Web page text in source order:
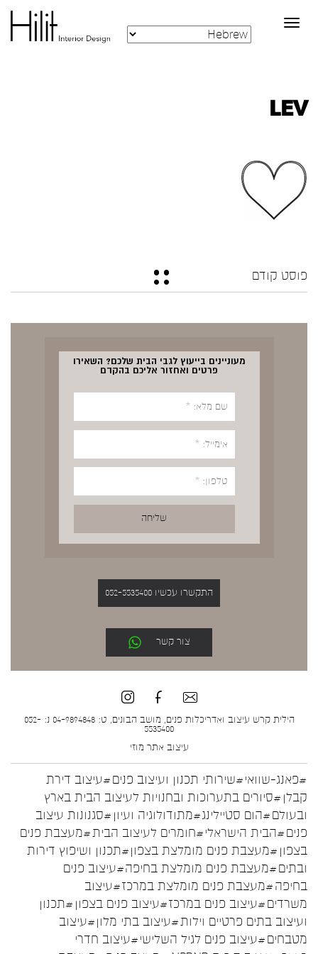
Toggle
navigation
LEV
פוסט קודם
מעוניינים בייעוץ לגבי הבית שלכם? השאירו
פרטים ואחזור אליכם בהקדם
התקשרו עכשיו 052-5535400
צור קשר
הילית קרש עיצוב ואדריכלות פנים, מושב הבונים, ט: 04-9894848 נ: 052-
5535400
עיצוב אתר מוזי
#פאנג-שוואי#שירותי תכנון ועיצוב פנים#עיצוב דירת
קבלן #סיורים בתערוכות ובחנויות לעיצוב הבית בארץ
ובעולם#הום סטיילינג#מתודולוגיה ועיון #סגנונות עיצוב
פנים#הבית הישראלי#חומרים לעיצוב הבית#מעצבת פנים
בצפון #מעצבת פנים מומלצת בצפון#תכנון ושיפוץ דירות
ובתים#מעצבת פנים מומלצת בחיפה#עיצוב פנים
בחיפה#מעצבת פנים מומלצת במרכז#עיצוב
משרדים#עיצוב פנים במרכז#עיצוב פנים בצפון #תכנון
ועיצוב בתים פרטיים וילות#עיצוב בתי מלון#עיצוב
מטבחים#עיצוב פנים לגיל השלישי#עיצוב חדרי